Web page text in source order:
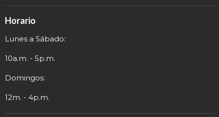
Eventos
Política de Privacidad
Términos y Envío
Información de Contacto
Horario
Lunes a Sábado:
10a.m. - 5p.m.
Domingos:
12m. - 4p.m.